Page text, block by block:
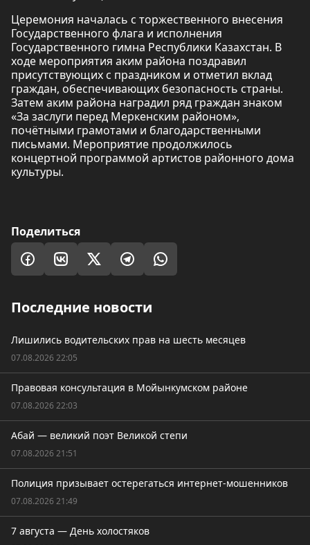
Церемония началась с торжественного внесения
Государственного флага и исполнения
Государственного гимна Республики Казахстан. В
ходе мероприятия аким района поздравил
присутствующих с праздником и отметил вклад
граждан, обеспечивающих безопасность страны.
Затем аким района наградил ряд граждан знаком
«За заслуги перед Меркенским районом»,
почётными грамотами и благодарственными
письмами. Мероприятие продолжилось
концертной программой артистов районного дома
культуры.
Поделиться
Последние новости
Лишились водительских прав на шесть месяцев
07.08.2026 22:05
Правовая консультация в Мойынкумском районе
07.08.2026 22:03
Абай — великий поэт Великой степи
07.08.2026 21:51
Полиция призывает остерегаться интернет-мошенников
07.08.2026 21:49
7 августа — День холостяков